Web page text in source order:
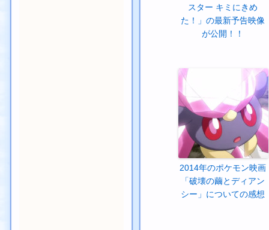
スター キミにきめ
た！」の最新予告映像
が公開！！
2014年のポケモン映画
「破壊の繭とディアン
シー」についての感想